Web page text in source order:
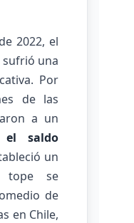
2022, el
una
Por
de las
a un
el saldo
un
tope se
de
en Chile,